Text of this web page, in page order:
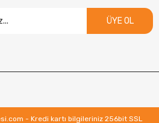
ÜYE OL
- Kredi kartı bilgileriniz 256bit SSL